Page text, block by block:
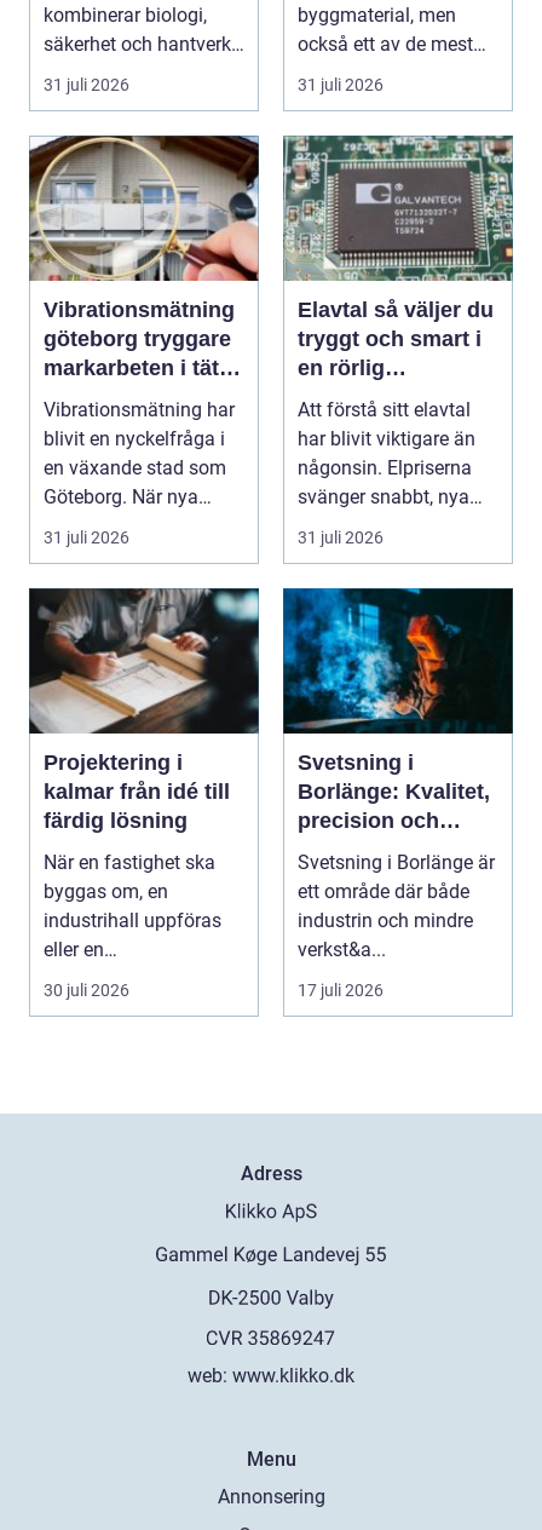
kombinerar biologi,
säkerhet och hantverk.
I en stad so...
31 juli 2026
byggmaterial, men
också ett av de mest
missförstådda. Många
31 juli 2026
Vibrationsmätning
göteborg tryggare
markarbeten i tät
stadsmiljö
Vibrationsmätning har
blivit en nyckelfråga i
en växande stad som
Göteborg. När nya
bostäder, broar,...
31 juli 2026
Elavtal så väljer du
tryggt och smart i
en rörlig
elmarknad
Att förstå sitt elavtal
har blivit viktigare än
någonsin. Elpriserna
svänger snabbt, nya
typer av av...
31 juli 2026
Projektering i
kalmar från idé till
färdig lösning
När en fastighet ska
byggas om, en
industrihall uppföras
eller en
lantbruksanläggning
30 juli 2026
Svetsning i
Borlänge: Kvalitet,
precision och
hållbara
konstruktioner
Svetsning i Borlänge är
ett område där både
industrin och mindre
verkst&a...
17 juli 2026
Adress
web: www.klikko.dk
Menu
Annonsering